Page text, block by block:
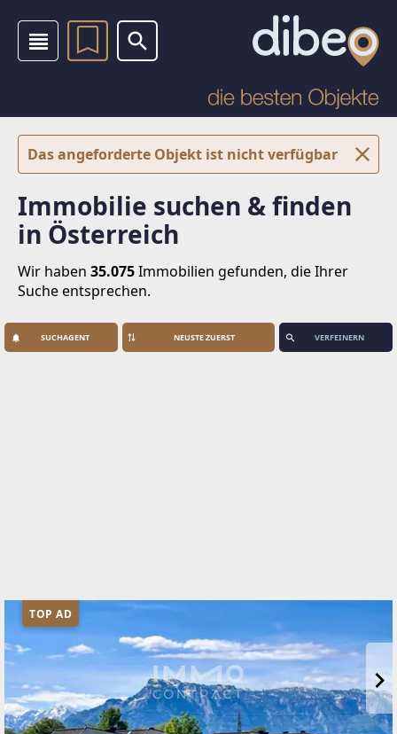
Das angeforderte Objekt ist nicht verfügbar
Immobilie suchen & finden
in Österreich
Wir haben 35.075Immobilien gefunden, die Ihrer
Suche entsprechen.
SUCHAGENT VERFEINERN
TOP AD